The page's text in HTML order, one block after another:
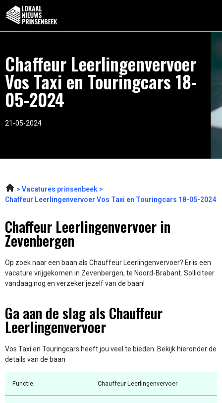
Chaffeur Leerlingenvervoer
Vos Taxi en Touringcars 18-
05-2024
21-05-2024
Vacatures prinsenbeek
Chaffeur Leerlingenvervoer Vos Taxi en Touringcars 18-05-2024
Chaffeur Leerlingenvervoer in
Zevenbergen
Op zoek naar een baan als Chauffeur Leerlingenvervoer? Er is een
vacature vrijgekomen in Zevenbergen, te Noord-Brabant. Solliciteer
vandaag nog en verzeker jezelf van de baan!
Ga aan de slag als Chauffeur
Leerlingenvervoer
Vos Taxi en Touringcars heeft jou veel te bieden. Bekijk hieronder de
details van de baan
Functie: Chauffeur Leerlingenvervoer